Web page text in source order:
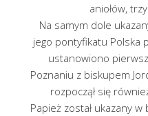
aniołów,
Na samym dole
jego pontyfikatu Polska
ustanowiono
Poznaniu z biskupem
rozpoczął się
Papież został ukazany